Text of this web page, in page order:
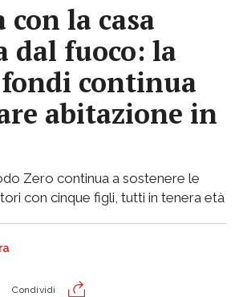
la casa
dal fuoco: la
continua
abitazione in
Zero continua a sostenere le
con cinque figli, tutti in tenera età
Condividi